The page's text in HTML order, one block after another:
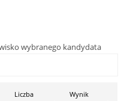
wybranego kandydata
Liczba
Wynik